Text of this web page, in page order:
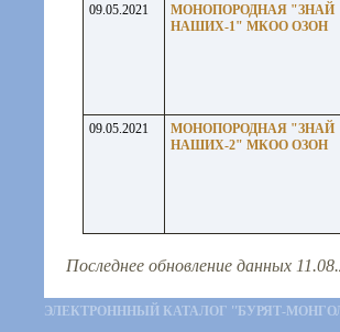
09.05.2021
МОНОПОРОДНАЯ "ЗНАЙ
НАШИХ-1" МКОО ОЗОН
09.05.2021
МОНОПОРОДНАЯ "ЗНАЙ
НАШИХ-2" МКОО ОЗОН
Последнее обновление данных
ЭЛЕКТРОНННЫЙ КАТАЛОГ ''БУРЯТ-